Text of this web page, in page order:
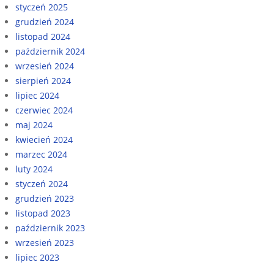
styczeń 2025
grudzień 2024
listopad 2024
październik 2024
wrzesień 2024
sierpień 2024
lipiec 2024
czerwiec 2024
maj 2024
kwiecień 2024
marzec 2024
luty 2024
styczeń 2024
grudzień 2023
listopad 2023
październik 2023
wrzesień 2023
lipiec 2023